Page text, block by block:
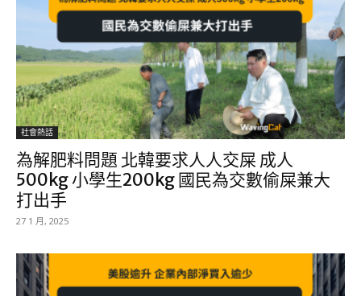
社會熱話
為解肥料問題 北韓要求人人交屎 成人
500kg 小學生200kg 國民為交數偷屎兼大
打出手
27 1 月, 2025